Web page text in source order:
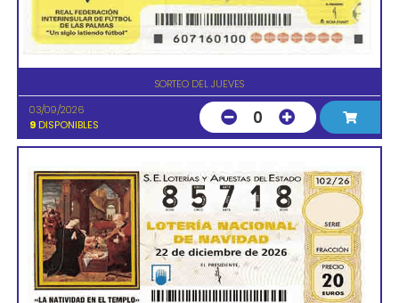
SORTEO DEL JUEVES
03/09/2026
9 DISPONIBLES 0